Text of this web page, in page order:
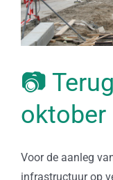
📷
oktober
Voor de aanleg
infrastructuur op